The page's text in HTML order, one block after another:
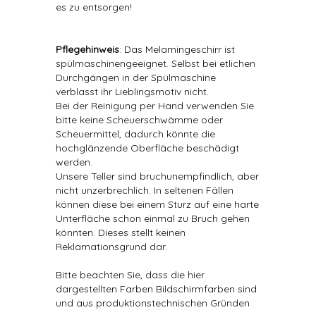
es zu entsorgen!
Pflegehinweis: Das Melamingeschirr ist
spülmaschinengeeignet. Selbst bei etlichen
Durchgängen in der Spülmaschine
verblasst ihr Lieblingsmotiv nicht.
Bei der Reinigung per Hand verwenden Sie
bitte keine Scheuerschwämme oder
Scheuermittel, dadurch könnte die
hochglänzende Oberfläche beschädigt
werden.
Unsere Teller sind bruchunempfindlich, aber
nicht unzerbrechlich. In seltenen Fällen
können diese bei einem Sturz auf eine harte
Unterfläche schon einmal zu Bruch gehen
könnten. Dieses stellt keinen
Reklamationsgrund dar.
Bitte beachten Sie, dass die hier
dargestellten Farben Bildschirmfarben sind
und aus produktionstechnischen Gründen